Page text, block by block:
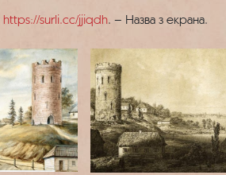
https://surli.cc/jjiqdh. – Назва з екрана.